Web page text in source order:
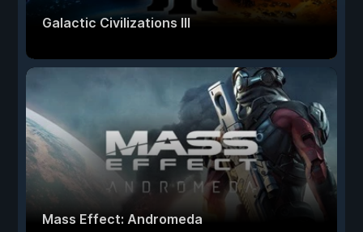
Galactic Civilizations III
Mass Effect: Andromeda